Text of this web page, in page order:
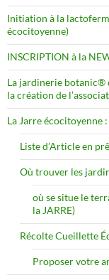
Initiation à la
écocitoyenne)
INSCRIPTION à la
La jardinerie botanic®
la création de
La Jarre écocitoyenne :
Liste d’Article en
Où trouver les
où se situe le
la JARRE)
Récolte Cueillette
Proposer votre